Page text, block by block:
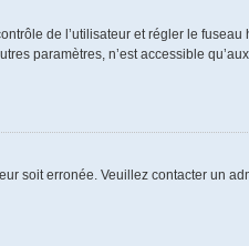
de l’utilisateur et régler le
paramètres, n’est accessible
soit erronée. Veuillez contacter un